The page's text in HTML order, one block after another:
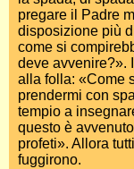
pregare il Padre
disposizione più
come si
deve avvenire?».
alla folla: «Come
prendermi con
tempio a
questo è
profeti». Allora
fuggirono.